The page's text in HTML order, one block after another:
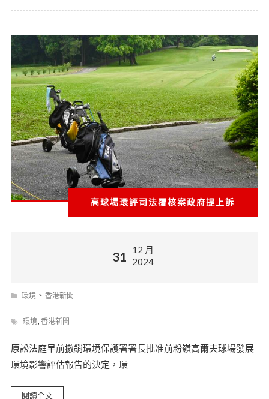
高球場環評司法覆核案政府提上訴
31
12 月
2024
環境 、 香港新聞
環境, 香港新聞
原訟法庭早前撤銷環境保護署署長批准前粉嶺高爾夫球場發展
環境影響評估報告的決定，環
閱讀全文